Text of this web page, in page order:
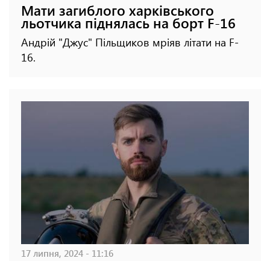
Мати загиблого харківського
льотчика піднялась на борт F-16
Андрій "Джус" Пільщиков мріяв літати на F-
16.
17 липня, 2024 - 11:16